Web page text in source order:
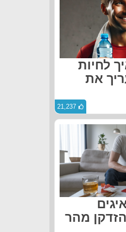
לחיות
את
21,237
מהר